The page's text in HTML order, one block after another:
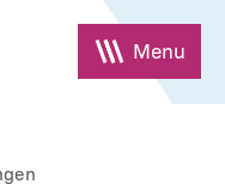
Menu